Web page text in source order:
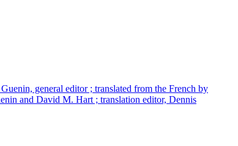
general editor ; translated from the French by
and David M. Hart ; translation editor, Dennis